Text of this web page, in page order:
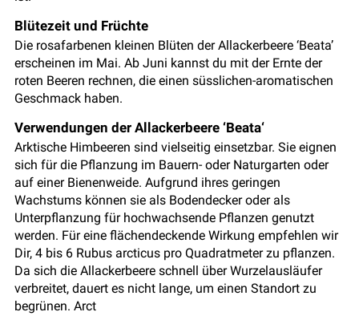
Blütezeit und Früchte
Die rosafarbenen kleinen Blüten der Allackerbeere ‘Beata’
erscheinen im Mai. Ab Juni kannst du mit der Ernte der
roten Beeren rechnen, die einen süsslichen-aromatischen
Geschmack haben.
Verwendungen der Allackerbeere ‘Beata‘
Arktische Himbeeren sind vielseitig einsetzbar. Sie eignen
sich für die Pflanzung im Bauern- oder Naturgarten oder
auf einer Bienenweide. Aufgrund ihres geringen
Wachstums können sie als Bodendecker oder als
Unterpflanzung für hochwachsende Pflanzen genutzt
werden. Für eine flächendeckende Wirkung empfehlen wir
Dir, 4 bis 6 Rubus arcticus pro Quadratmeter zu pflanzen.
Da sich die Allackerbeere schnell über Wurzelausläufer
verbreitet, dauert es nicht lange, um einen Standort zu
begrünen. Arct